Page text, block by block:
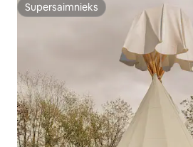
Supersaimnieks
Supersaimnieks